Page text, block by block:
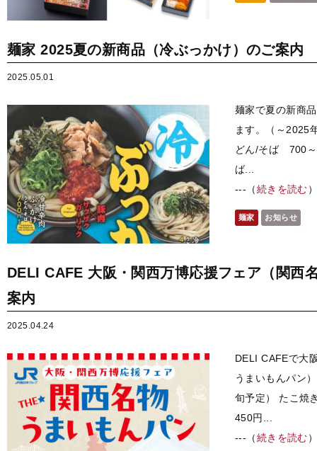
麺家 2025夏の新商品（冷ぶっかけ）のご案内
2025.05.01
麺家で夏の新商
ます。（～2025
どん/そば 700～
ば...
---（続きを読む
麺家 お知らせ
DELI CAFE 大阪・関西万博応援フェア（関西
案内
2025.04.24
DELI CAFEで大
うまいもんパン
旬予定） たこ焼
450円...
---（続きを読む